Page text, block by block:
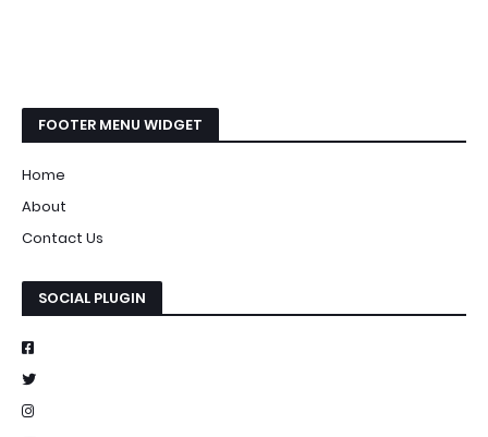
FOOTER MENU WIDGET
Home
About
Contact Us
SOCIAL PLUGIN